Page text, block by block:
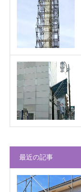
最近の記事